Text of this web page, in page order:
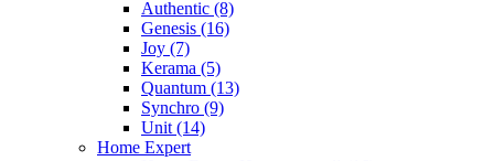
Authentic (8)
Genesis (16)
Joy (7)
Kerama (5)
Quantum (13)
Synchro (9)
Unit (14)
Home Expert